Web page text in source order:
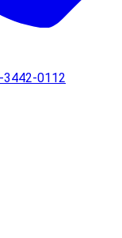
3442-0112